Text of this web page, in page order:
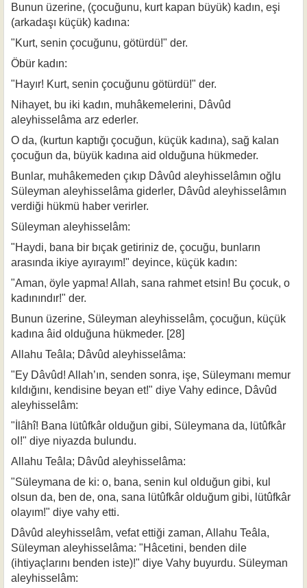
Bunun üzerine, (çocuğunu, kurt kapan büyük) kadın, eşi
(arkadaşı küçük) kadına:
"Kurt, senin çocuğunu, götürdü!" der.
Öbür kadın:
"Hayır! Kurt, senin çocuğunu götürdü!" der.
Nihayet, bu iki kadın, muhâkemelerini, Dâvûd
aleyhisselâma arz ederler.
O da, (kurtun kaptığı çocuğun, küçük kadına), sağ kalan
çocuğun da, büyük kadına aid olduğuna hükmeder.
Bunlar, muhâkemeden çıkıp Dâvûd aleyhisselâmın oğlu
Süleyman aleyhisselâma giderler, Dâvûd aleyhisselâmın
verdiği hükmü haber verirler.
Süleyman aleyhisselâm:
"Haydi, bana bir bıçak getiriniz de, çocuğu, bunların
arasında ikiye ayırayım!" deyince, küçük kadın:
"Aman, öyle yapma! Allah, sana rahmet etsin! Bu çocuk, o
kadınındır!" der.
Bunun üzerine, Süleyman aleyhisselâm, çocuğun, küçük
kadına âid olduğu­na hükmeder. [28]
Allahu Teâla; Dâvûd aleyhisselâma:
"Ey Dâvûd! Allah’ın, senden sonra, işe, Süleymanı memur
kıldığını, kendisine beyan et!" diye Vahy edince, Dâvûd
aleyhisselâm:
"İlâhî! Bana lütûfkâr olduğun gibi, Süleymana da, lütûfkâr
ol!" diye niyazda bulundu.
Allahu Teâla; Dâvûd aleyhisselâma:
"Süleymana de ki: o, bana, senin kul olduğun gibi, kul
olsun da, ben de, ona, sana lütûfkâr olduğum gibi, lütûfkâr
olayım!" diye vahy etti.
Dâvûd aleyhisselâm, vefat ettiği zaman, Allahu Teâla,
Süleyman aleyhisselâma: "Hâcetini, benden dile
(ihtiyaçlarını benden iste)!" diye Vahy buyurdu. Süleyman
aleyhisselâm: